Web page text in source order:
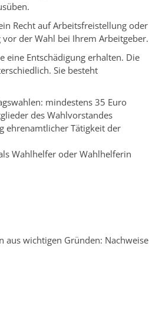
Recht auf Arbeitsfreistellung oder
der Wahl bei Ihrem Arbeitgeber.
eine Entschädigung erhalten. Die
Sie besteht
mindestens 35 Euro
des Wahlvorstandes
ehrenamtlicher Tätigkeit der
Wahlhelfer oder Wahlhelferin
aus wichtigen Gründen: Nachweise